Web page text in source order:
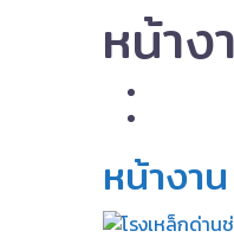
หน้าง
หน้างา